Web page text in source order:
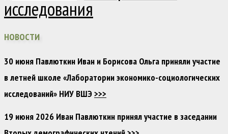
исследования
НОВОСТИ
30 июня Павлюткин Иван и Борисова Ольга приняли участие
в летней школе «Лаборатории экономико-социологических
исследований» НИУ ВШЭ>>>
19 июня 2026 Иван Павлюткин принял участие в заседании